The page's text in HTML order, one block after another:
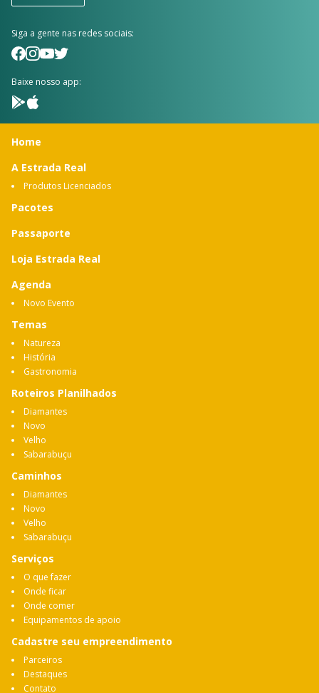
Siga a gente nas redes sociais:
Baixe nosso app:
Home
A Estrada Real
Produtos Licenciados
Pacotes
Passaporte
Loja Estrada Real
Agenda
Novo Evento
Temas
Natureza
História
Gastronomia
Roteiros Planilhados
Diamantes
Novo
Velho
Sabarabuçu
Caminhos
Diamantes
Novo
Velho
Sabarabuçu
Serviços
O que fazer
Onde ficar
Onde comer
Equipamentos de apoio
Cadastre seu empreendimento
Parceiros
Destaques
Contato